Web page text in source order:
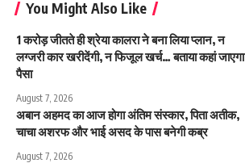
You Might Also Like
1 करोड़ जीतते ही श्रेया कालरा ने बना लिया प्लान, न
लग्जरी कार खरीदेंगी, न फिजूल खर्च… बताया कहां जाएगा
पैसा
August 7, 2026
अबान अहमद का आज होगा अंतिम संस्कार, पिता अतीक,
चाचा अशरफ और भाई असद के पास बनेगी कब्र
August 7, 2026